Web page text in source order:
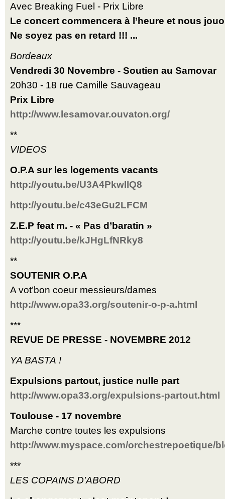
Avec Breaking Fuel - Prix Libre
Le concert commencera à l’heure et nous
Ne soyez pas en retard !!! ...
Bordeaux
Vendredi 30 Novembre - Soutien au Samovar
20h30 - 18 rue Camille Sauvageau
Prix Libre
http://www.lesamovar.ouvaton.org/
**
VIDEOS
O.P.A sur les logements vacants
http://youtu.be/U3A4PkwIlQ8
http://youtu.be/c43eGu2LFCM
Z.E.P feat m. - « Pas d’baratin »
http://youtu.be/kJHgLfNRky8
**
SOUTENIR O.P.A
A vot’bon coeur messieurs/dames
http://www.opa33.org/soutenir-o-p-a.html
***
REVUE DE PRESSE - NOVEMBRE 2012
YA BASTA !
Expulsions partout, justice nulle part
http://www.opa33.org/expulsions-partout.html
Toulouse - 17 novembre
Marche contre toutes les expulsions
http://www.myspace.com/orchestrepoetique/
***
LES COPAINS D’ABORD